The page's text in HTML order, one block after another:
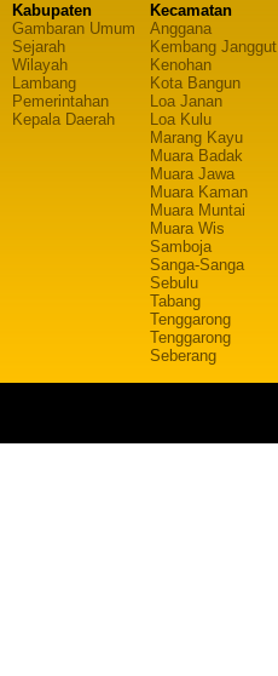
Kabupaten
Gambaran Umum
Sejarah
Wilayah
Lambang
Pemerintahan
Kepala Daerah
Kecamatan
Anggana
Kembang Janggut
Kenohan
Kota Bangun
Loa Janan
Loa Kulu
Marang Kayu
Muara Badak
Muara Jawa
Muara Kaman
Muara Muntai
Muara Wis
Samboja
Sanga-Sanga
Sebulu
Tabang
Tenggarong
Tenggarong
Seberang